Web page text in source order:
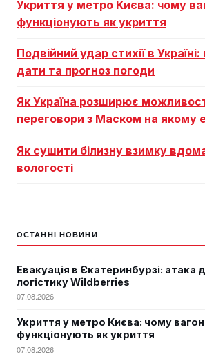
Укриття у метро Києва: чому
функціонують як укриття
Подвійний удар стихії в Україні:
дати та прогноз погоди
Як Україна розширює
переговори з Маском на якому
Як сушити білизну взимку
вологості
ОСТАННІ НОВИНИ
Евакуація в Єкатеринбурзі: атака
логістику Wildberries
07.08.2026
Укриття у метро Києва: чому
функціонують як укриття
07.08.2026